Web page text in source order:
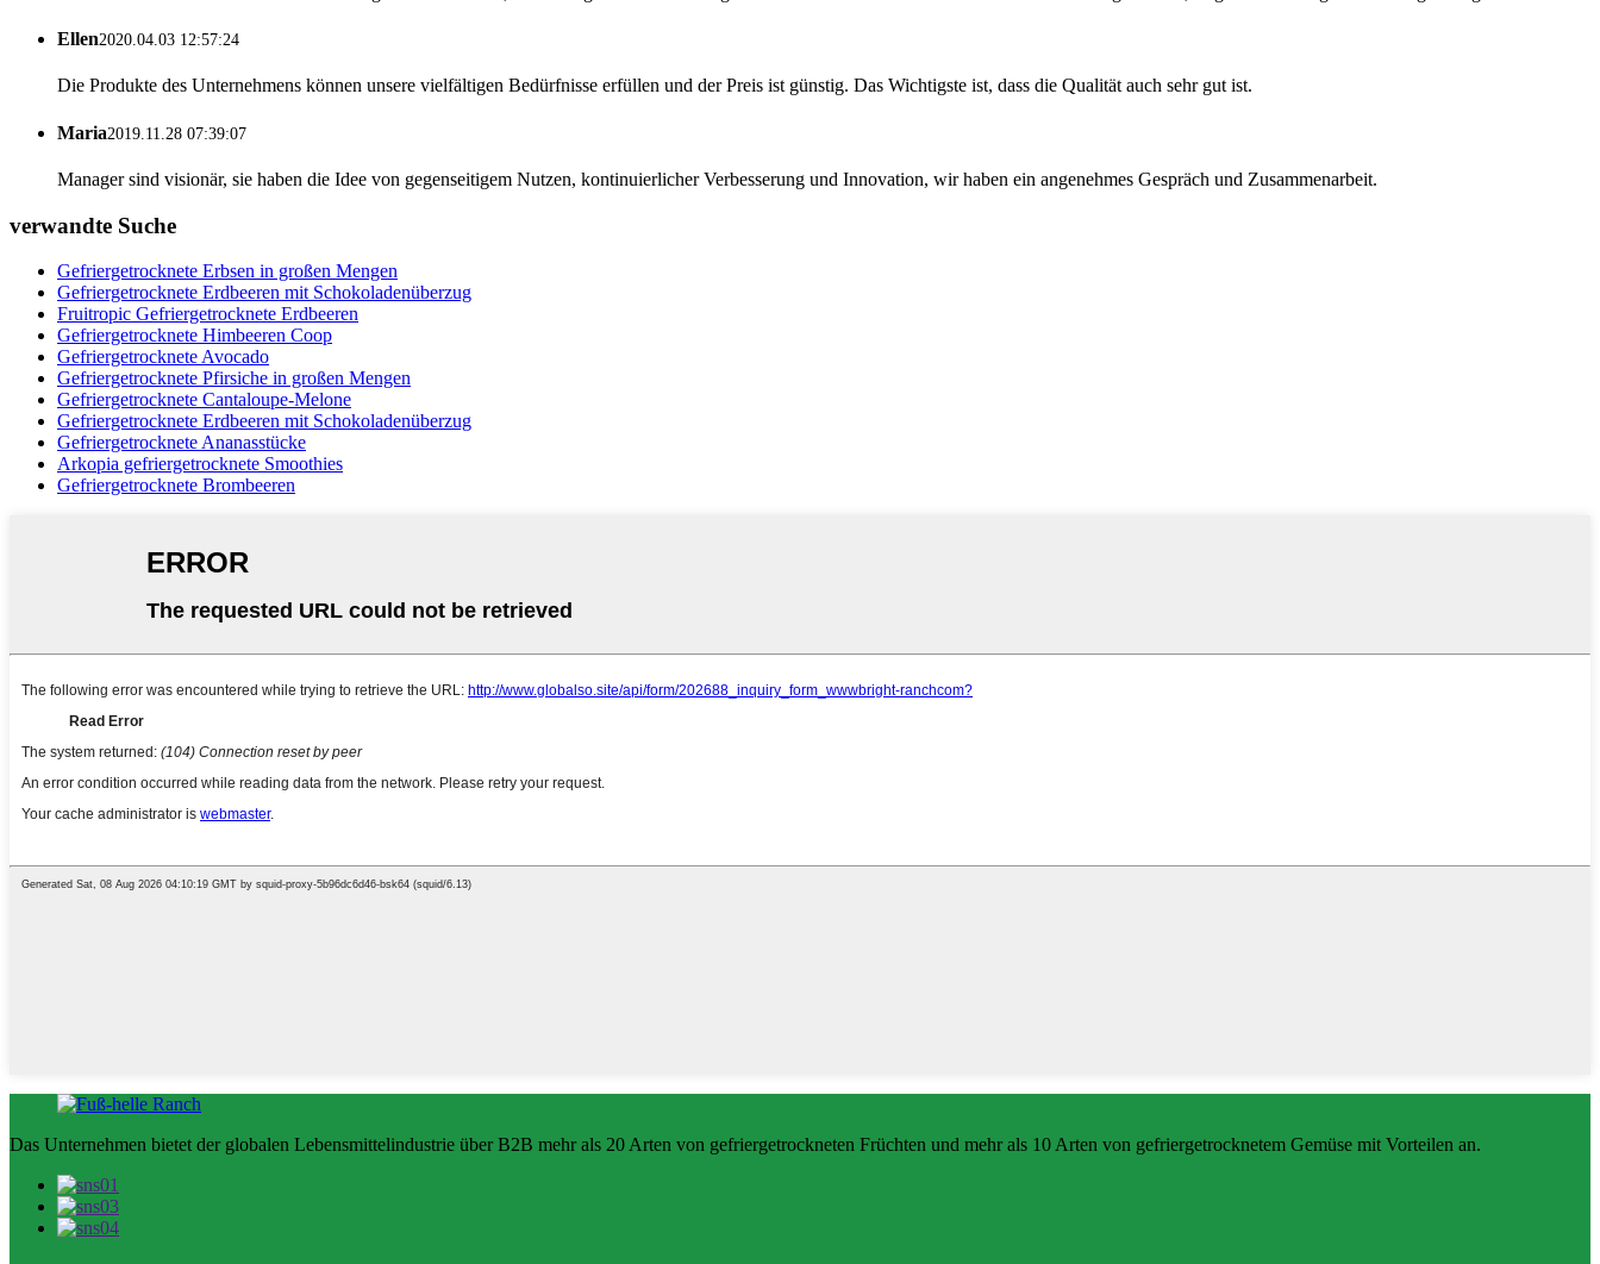
Ellen2020.04.03 12:57:24
Die Produkte des Unternehmens können unsere vielfältigen Bedürfnisse erfüllen und der Preis ist günstig. Das Wichtigste ist, dass die Qualität auch sehr gut ist.
Maria2019.11.28 07:39:07
Manager sind visionär, sie haben die Idee von gegenseitigem Nutzen, kontinuierlicher Verbesserung und Innovation, wir haben ein angenehmes Gespräch und Zusammenarbeit.
verwandte Suche
Gefriergetrocknete Erbsen in großen Mengen
Gefriergetrocknete Erdbeeren mit Schokoladenüberzug
Fruitropic Gefriergetrocknete Erdbeeren
Gefriergetrocknete Himbeeren Coop
Gefriergetrocknete Avocado
Gefriergetrocknete Pfirsiche in großen Mengen
Gefriergetrocknete Cantaloupe-Melone
Gefriergetrocknete Erdbeeren mit Schokoladenüberzug
Gefriergetrocknete Ananasstücke
Arkopia gefriergetrocknete Smoothies
Gefriergetrocknete Brombeeren
Das Unternehmen bietet der globalen Lebensmittelindustrie über B2B mehr als 20 Arten von gefriergetrockneten Früchten und mehr als 10 Arten von gefriergetrocknetem Gemüse mit Vorteilen an.